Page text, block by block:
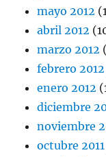
mayo 2012
abril 2012
marzo 2012
febrero 2012
enero 2012
diciembre
noviembre
octubre 2011